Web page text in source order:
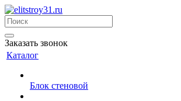
Заказать звонок
Каталог
Блок стеновой